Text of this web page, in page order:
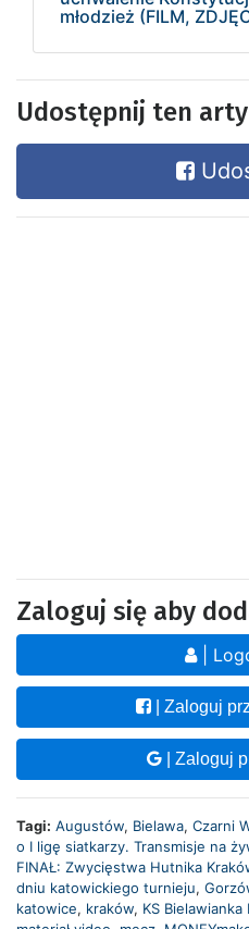
młodzież (FILM,
Udostępnij ten
Zaloguj się aby
|
| Zaloguj
| Zaloguj
Tagi: Augustów, Bielawa, Czarni
o I ligę siatkarzy. Transmisje na
FINAŁ: Zwycięstwa Hutnika
dniu katowickiego turnieju,
katowice, kraków, KS